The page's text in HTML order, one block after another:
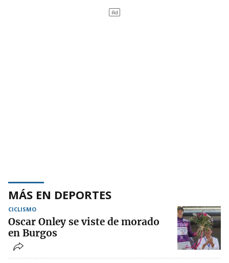
MÁS EN DEPORTES
CICLISMO
Oscar Onley se viste de morado
en Burgos